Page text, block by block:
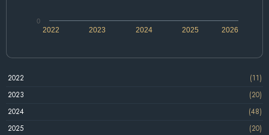
2025
2022 2023 2024 2026
0
2022
(11)
2023
(20)
2024
(48)
2025
(20)